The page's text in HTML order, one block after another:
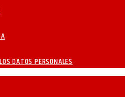
DATOS PERSONALES